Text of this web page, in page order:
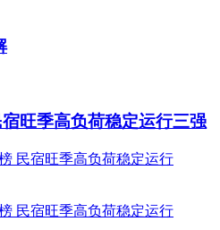
旺季高负荷稳定运行三强